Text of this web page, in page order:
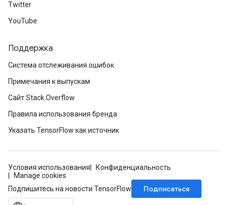
Twitter
YouTube
Поддержка
Система отслеживания ошибок
Примечания к выпускам
Сайт Stack Overflow
Правила использования бренда
Указать TensorFlow как источник
Условия использования
Конфиденциальность
Manage cookies
Подпишитесь на новости TensorFlow
Подписаться